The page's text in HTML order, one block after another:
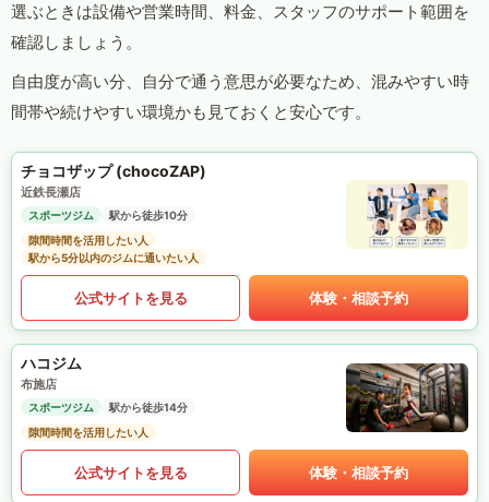
選ぶときは設備や営業時間、料金、スタッフのサポート範囲を
確認しましょう。
自由度が高い分、自分で通う意思が必要なため、混みやすい時
間帯や続けやすい環境かも見ておくと安心です。
チョコザップ (chocoZAP)
近鉄長瀬店
スポーツジム
駅から徒歩10分
隙間時間を活用したい人
駅から5分以内のジムに通いたい人
公式サイトを見る 体験・相談予約
ハコジム
布施店
スポーツジム
駅から徒歩14分
隙間時間を活用したい人
公式サイトを見る 体験・相談予約